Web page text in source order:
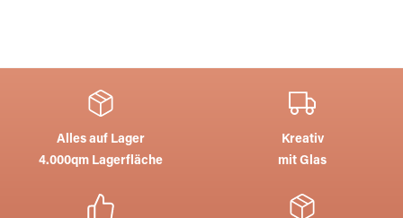
Alles auf Lager
4.000qm Lagerfläche
Kreativ
mit Glas